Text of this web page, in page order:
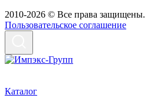
2010-2026 © Все права защищены.
Пользовательское соглашение
Каталог